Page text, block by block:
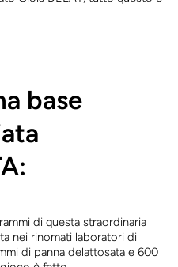
base
di questa straordinaria
nei rinomati laboratori di
di panna delattosata e 600